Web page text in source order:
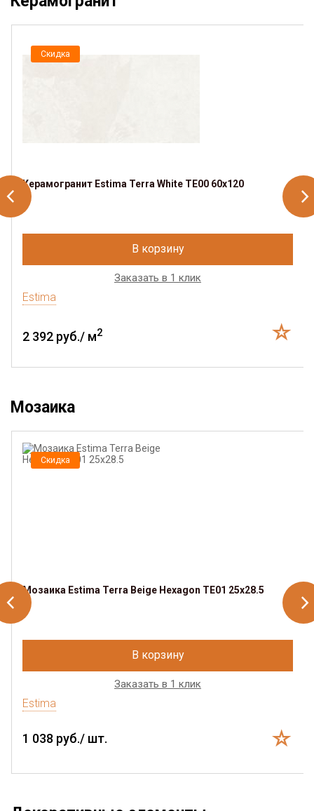
Скидка
Керамогранит Estima Terra White TE00 60x120
В корзину
Заказать в 1 клик
Estima
2 392 руб./ м2
Мозаика
Скидка
Мозаика Estima Terra Beige Hexagon TE01 25x28.5
В корзину
Заказать в 1 клик
Estima
1 038 руб./ шт.